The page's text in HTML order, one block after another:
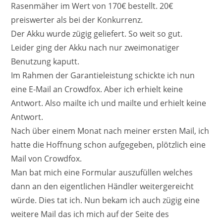
Rasenmäher im Wert von 170€ bestellt. 20€
preiswerter als bei der Konkurrenz.
Der Akku wurde zügig geliefert. So weit so gut.
Leider ging der Akku nach nur zweimonatiger
Benutzung kaputt.
Im Rahmen der Garantieleistung schickte ich nun
eine E-Mail an Crowdfox. Aber ich erhielt keine
Antwort. Also mailte ich und mailte und erhielt keine
Antwort.
Nach über einem Monat nach meiner ersten Mail, ich
hatte die Hoffnung schon aufgegeben, plötzlich eine
Mail von Crowdfox.
Man bat mich eine Formular auszufüllen welches
dann an den eigentlichen Händler weitergereicht
würde. Dies tat ich. Nun bekam ich auch zügig eine
weitere Mail das ich mich auf der Seite des